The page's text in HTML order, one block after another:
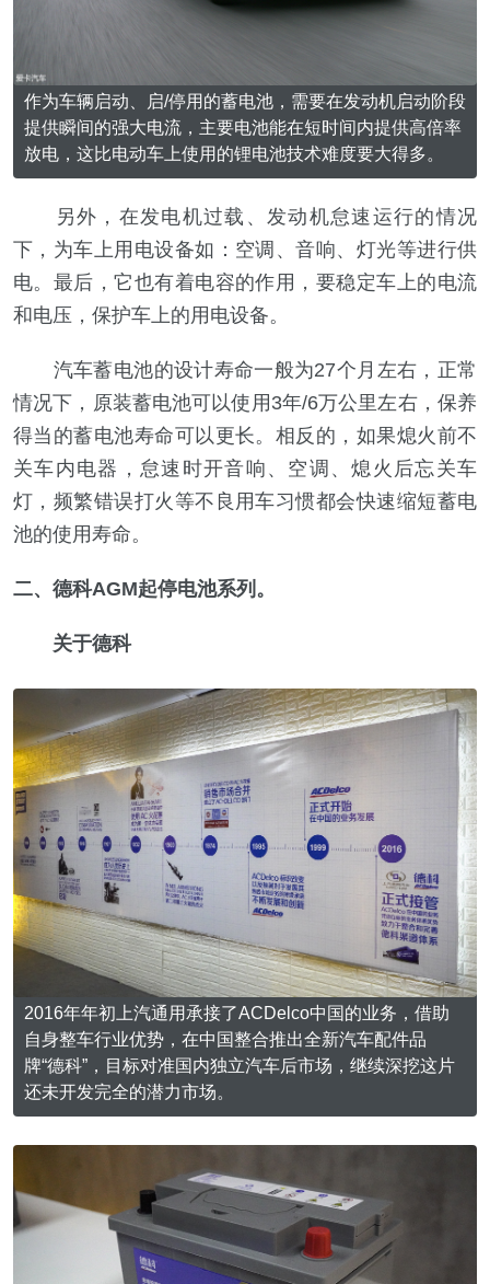
作为车辆启动、启/停用的蓄电池，需要在发动机启动阶段
提供瞬间的强大电流，主要电池能在短时间内提供高倍率
放电，这比电动车上使用的锂电池技术难度要大得多。
另外，在发电机过载、发动机怠速运行的情况
下，为车上用电设备如：空调、音响、灯光等进行供
电。最后，它也有着电容的作用，要稳定车上的电流
和电压，保护车上的用电设备。
汽车蓄电池的设计寿命一般为27个月左右，正常
情况下，原装蓄电池可以使用3年/6万公里左右，保养
得当的蓄电池寿命可以更长。相反的，如果熄火前不
关车内电器，怠速时开音响、空调、熄火后忘关车
灯，频繁错误打火等不良用车习惯都会快速缩短蓄电
池的使用寿命。
二、德科AGM起停电池系列。
关于德科
2016年年初上汽通用承接了ACDelco中国的业务，借助
自身整车行业优势，在中国整合推出全新汽车配件品
牌“德科”，目标对准国内独立汽车后市场，继续深挖这片
还未开发完全的潜力市场。